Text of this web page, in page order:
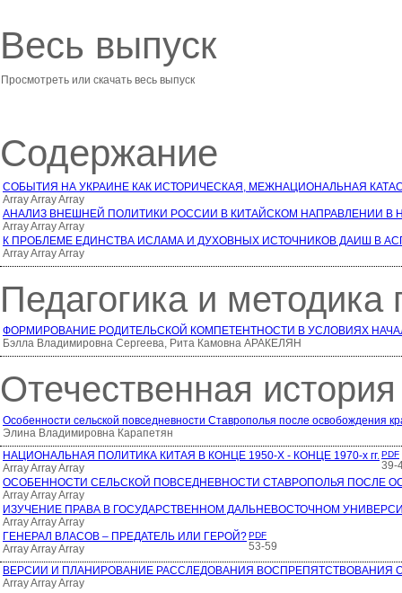
Весь выпуск
Просмотреть или скачать весь выпуск
Содержание
СОБЫТИЯ НА УКРАИНЕ КАК ИСТОРИЧЕСКАЯ, МЕЖНАЦИОНАЛЬНАЯ
Array Array Array
АНАЛИЗ ВНЕШНЕЙ ПОЛИТИКИ РОССИИ В КИТАЙСКОМ НАПРАВЛЕНИИ В
Array Array Array
К ПРОБЛЕМЕ ЕДИНСТВА ИСЛАМА И ДУХОВНЫХ ИСТОЧНИКОВ ДАИШ В
Array Array Array
Педагогика и методика
ФОРМИРОВАНИЕ РОДИТЕЛЬСКОЙ КОМПЕТЕНТНОСТИ В УСЛОВИЯХ
Бэлла Владимировна Сергеева, Рита Камовна АРАКЕЛЯН
Отечественная история
Особенности сельской повседневности Ставрополья после освобождения
Элина Владимировна Карапетян
НАЦИОНАЛЬНАЯ ПОЛИТИКА КИТАЯ В КОНЦЕ 1950-Х - КОНЦЕ 1970-х гг.
Array Array Array
PDF
39-
ОСОБЕННОСТИ СЕЛЬСКОЙ ПОВСЕДНЕВНОСТИ СТАВРОПОЛЬЯ ПОСЛЕ
Array Array Array
ИЗУЧЕНИЕ ПРАВА В ГОСУДАРСТВЕННОМ ДАЛЬНЕВОСТОЧНОМ
Array Array Array
ГЕНЕРАЛ ВЛАСОВ – ПРЕДАТЕЛЬ ИЛИ ГЕРОЙ?
Array Array Array
PDF
53-59
ВЕРСИИ И ПЛАНИРОВАНИЕ РАССЛЕДОВАНИЯ ВОСПРЕПЯТСТВОВАНИЯ
Array Array Array